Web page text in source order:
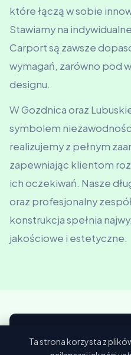
które łączą w sobie
Stawiamy na
Carport są zawsze
wymagań, zarówno pod
designu.
W Gozdnica oraz
symbolem
realizujemy z pełnym
zapewniając klientom
ich oczekiwań. Nasze
oraz profesjonalny
konstrukcja spełnia
jakościowe i estetyczne.
📖
Ta strona korzysta z